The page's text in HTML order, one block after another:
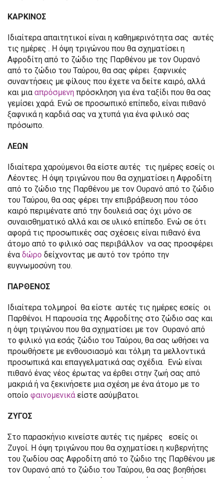
ΚΑΡΚΙΝΟΣ
Ιδιαίτερα απαιτητικοί είναι η καθημερινότητα σας αυτές
τις ημέρες . Η όψη τριγώνου που θα σχηματίσει η
Αφροδίτη από το ζώδιο της Παρθένου με τον Ουρανό
από το ζώδιο του Ταύρου, θα σας φέρει ξαφνικές
συναντήσεις με φίλους που έχετε να δείτε καιρό, αλλά
και μια απρόσμενη πρόσκληση για ένα ταξίδι που θα σας
γεμίσει χαρά. Ενώ σε προσωπικό επίπεδο, είναι πιθανό
ξαφνικά η καρδιά σας να χτυπά για ένα φιλικό σας
πρόσωπο.
ΛΕΩΝ
Ιδιαίτερα χαρούμενοι θα είστε αυτές τις ημέρες εσείς οι
Λέοντες. Η όψη τριγώνου που θα σχηματίσει η Αφροδίτη
από το ζώδιο της Παρθένου με τον Ουρανό από το ζώδιο
του Ταύρου, θα σας φέρει την επιβράβευση που τόσο
καιρό περιμένατε από την δουλειά σας όχι μόνο σε
συναισθηματικό αλλά και σε υλικό επίπεδο. Ενώ σε ότι
αφορά τις προσωπικές σας σχέσεις είναι πιθανό ένα
άτομο από το φιλικό σας περιβάλλον να σας προσφέρει
ένα δώρο δείχνοντας με αυτό τον τρόπο την
ευγνωμοσύνη του.
ΠΑΡΘΕΝΟΣ
Ιδιαίτερα τολμηροί θα είστε αυτές τις ημέρες εσείς οι
Παρθένοι. Η παρουσία της Αφροδίτης στο ζώδιο σας και
η όψη τριγώνου που θα σχηματίσει με τον Ουρανό από
το φιλικό για εσάς ζώδιο του Ταύρου, θα σας ωθήσει να
προωθήσετε με ενθουσιασμό και τόλμη τα μελλοντικά
προσωπικά και επαγγελματικά σας σχέδια. Ενώ είναι
πιθανό ένας νέος έρωτας να έρθει στην ζωή σας από
μακριά ή να ξεκινήσετε μια σχέση με ένα άτομο με το
οποίο φαινομενικά είστε ασύμβατοι.
ΖΥΓΟΣ
Στο παρασκήνιο κινείστε αυτές τις ημέρες εσείς οι
Ζυγοί. Η όψη τριγώνου που θα σχηματίσει η κυβερνήτης
του ζωδίου σας Αφροδίτη από το ζώδιο της Παρθένου με
τον Ουρανό από το ζώδιο του Ταύρου, θα σας βοηθήσει